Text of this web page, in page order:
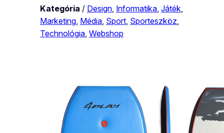
Kategória / Design Informatika Játék
Marketing Média Sport Sporteszköz
Technológia Webshop